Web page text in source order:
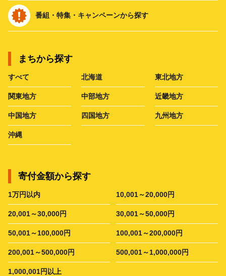
番組・特集・キャンペーンから探す
まちから探す
すべて 北海道 東北地方
関東地方 中部地方 近畿地方
中国地方 四国地方 九州地方
沖縄
寄付金額から探す
1万円以内 10,001～20,000円
20,001～30,000円 30,001～50,000円
50,001～100,000円 100,001～200,000円
200,001～500,000円 500,001～1,000,000円
1,000,001円以上